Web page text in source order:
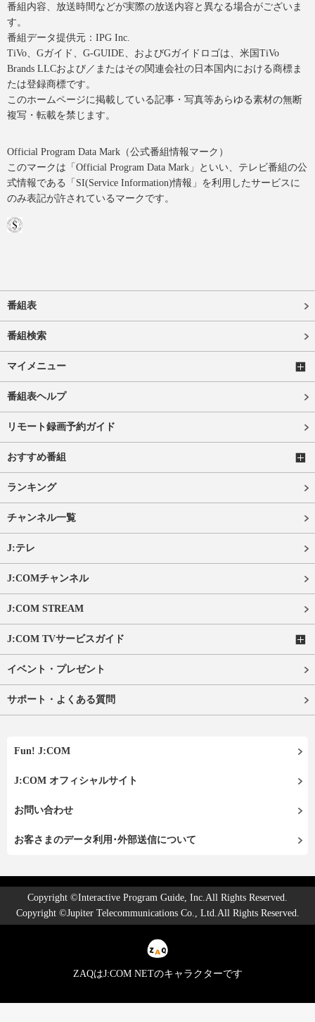
番組内容、放送時間などが実際の放送内容と異なる場合がございま
す。
番組データ提供元：IPG Inc.
TiVo、Gガイド、G-GUIDE、およびGガイドロゴは、米国TiVo
Brands LLCおよび／またはその関連会社の日本国内における商標ま
たは登録商標です。
このホームページに掲載している記事・写真等あらゆる素材の無断
複写・転載を禁じます。
Official Program Data Mark（公式番組情報マーク）
このマークは「Official Program Data Mark」といい、テレビ番組の公
式情報である「SI(Service Information)情報」を利用したサービスに
のみ表記が許されているマークです。
番組表
番組検索
マイメニュー
番組表ヘルプ
リモート録画予約ガイド
おすすめ番組
ランキング
チャンネル一覧
J:テレ
J:COMチャンネル
J:COM STREAM
J:COM TVサービスガイド
イベント・プレゼント
サポート・よくある質問
Fun! J:COM
J:COM オフィシャルサイト
お問い合わせ
お客さまのデータ利用･外部送信について
Copyright ©Interactive Program Guide, Inc.All Rights Reserved.
Copyright ©Jupiter Telecommunications Co., Ltd.All Rights Reserved.
ZAQはJ:COM NETのキャラクターです